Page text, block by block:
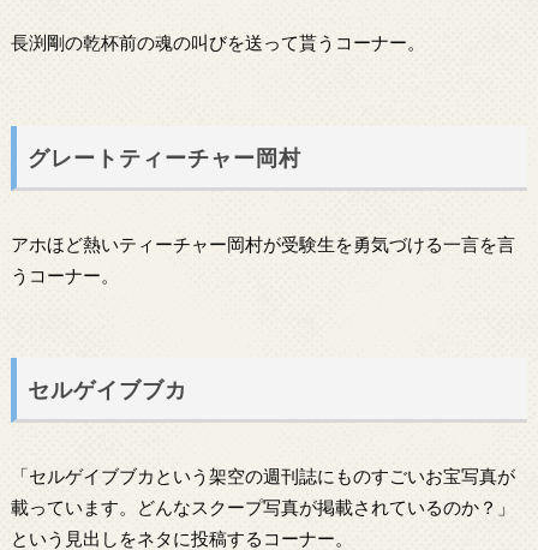
長渕剛の乾杯前の魂の叫びを送って貰うコーナー。
グレートティーチャー岡村
アホほど熱いティーチャー岡村が受験生を勇気づける一言を言
うコーナー。
セルゲイブブカ
「セルゲイブブカという架空の週刊誌にものすごいお宝写真が
載っています。どんなスクープ写真が掲載されているのか？」
という見出しをネタに投稿するコーナー。